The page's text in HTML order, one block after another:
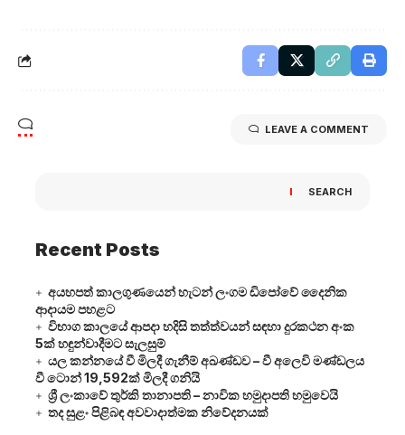
LEAVE A COMMENT
SEARCH
Recent Posts
අයහපත් කාලගුණයෙන් හැටන් ලංගම ඩිපෝවේ දෛනික
ආදායම පහළට
විභාග කාලයේ ආපදා හදිසි තත්ත්වයන් සඳහා දුරකථන අංක
5ක් හඳුන්වාදීමට සැලසුම්
යල කන්නයේ වී මිලදී ගැනීම් අඛණ්ඩව – වී අලෙවි මණ්ඩලය
වී ටොන් 19,592ක් මිලදී ගනියි
ශ්‍රී ලංකාවේ තුර්කි තානාපති – නාවික හමුදාපති හමුවෙයි
තද සුළං පිළිබඳ අවවාදාත්මක නිවේදනයක්